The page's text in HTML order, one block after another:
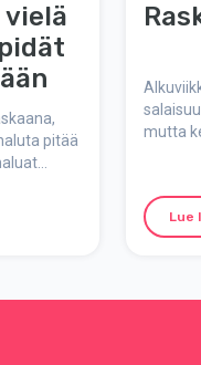
vielä
pitää
mutta
viikolta?
Lue